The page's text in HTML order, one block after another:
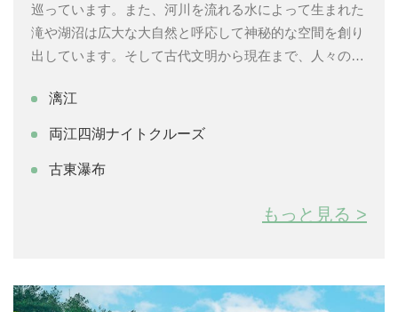
巡っています。また、河川を流れる水によって生まれた
滝や湖沼は広大な大自然と呼応して神秘的な空間を創り
出しています。そして古代文明から現在まで、人々の生
きました。このように河川と水を中心とした中国の自然
と文化は、観光スポットとしても大きく注目され、川下
漓江
両江四湖ナイトクルーズ
古東瀑布
もっと見る >